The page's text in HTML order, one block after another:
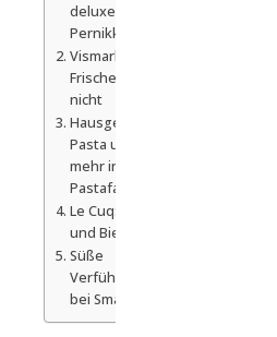
deluxe bei
Pernikkel
Vismarkt:
Frischer geht`s
nicht
Hausgemachte
Pasta und
mehr in der
Pastafabriek
Le Cuq: Huhn
und Bier
Süße
Verführung
bei Smaakaron